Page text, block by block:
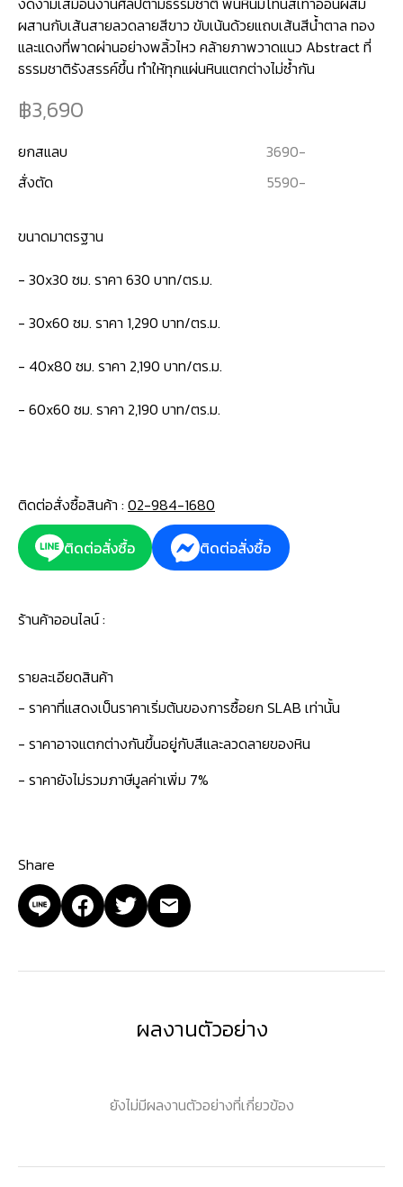
ผสานกับเส้นสายลวดลายสีขาว ขับเน้นด้วยแถบเส้นสีน้ำตาล ทอง
และแดงที่พาดผ่านอย่างพลิ้วไหว คล้ายภาพวาดแนว Abstract ที่
3,690
ยกสแลบ 3690-
สั่งตัด
5590-
ขนาดมาตรฐาน
- 30x30 ซม. ราคา 630 บาท/ตร.ม.
- 30x60 ซม. ราคา 1,290 บาท/ตร.ม.
- 40x80 ซม. ราคา 2,190 บาท/ตร.ม.
- 60x60 ซม. ราคา 2,190 บาท/ตร.ม.
ติดต่อสั่งซื้อสินค้า : 02-984-1680
ติดต่อสั่งซื้อ
ติดต่อสั่งซื้อ
ร้านค้าออนไลน์ :
รายละเอียดสินค้า
- ราคาที่แสดงเป็นราคาเริ่มต้นของการซื้อยก SLAB เท่านั้น
- ราคาอาจแตกต่างกันขึ้นอยู่กับสีและลวดลายของหิน
- ราคายังไม่รวมภาษีมูลค่าเพิ่ม 7%
Share
ผลงานตัวอย่าง
ยังไม่มีผลงานตัวอย่างที่เกี่ยวข้อง